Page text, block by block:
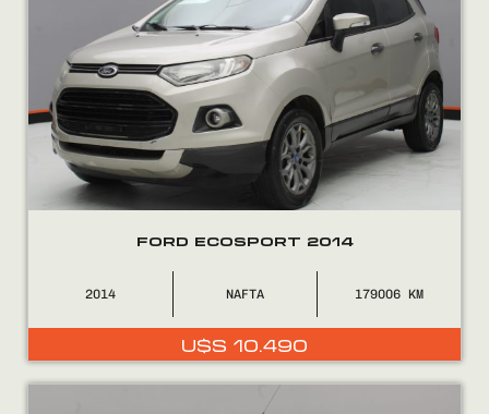
VENDÉ
FINANCIÁ
NOSOTROS
CONTACTO
FORD ECOSPORT 2014
2014 NAFTA 179006
U$S 10.490